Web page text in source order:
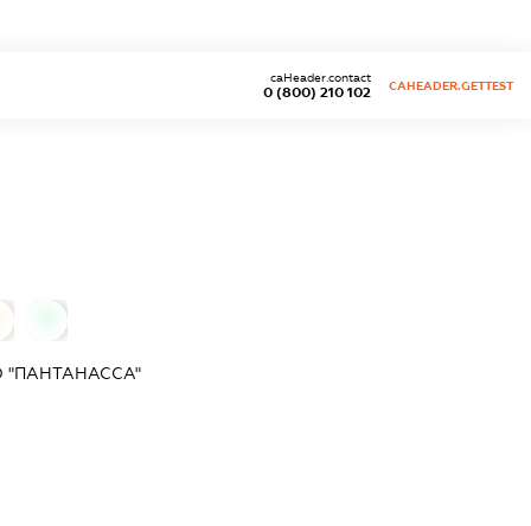
0 (800) 210 102
caHeader.contact
CAHEADER.GETTEST
"ПАНТАНАССА"